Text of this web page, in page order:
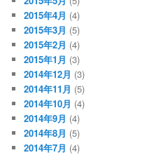
2015年4月 (4)
2015年3月 (5)
2015年2月 (4)
2015年1月 (3)
2014年12月 (3)
2014年11月 (5)
2014年10月 (4)
2014年9月 (4)
2014年8月 (5)
2014年7月 (4)